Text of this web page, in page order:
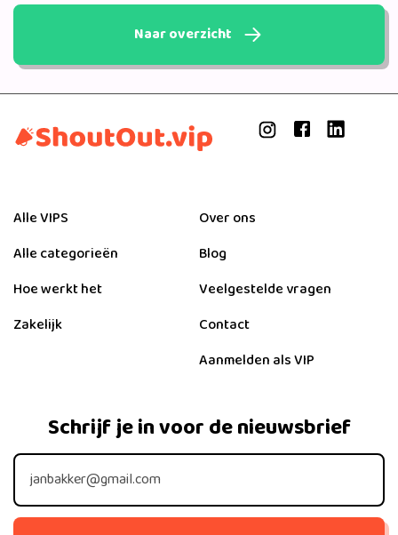
Naar overzicht
Alle VIPS
Alle categorieën
Hoe werkt het
Zakelijk
Over ons
Blog
Veelgestelde vragen
Contact
Aanmelden als VIP
Schrijf je in voor de nieuwsbrief